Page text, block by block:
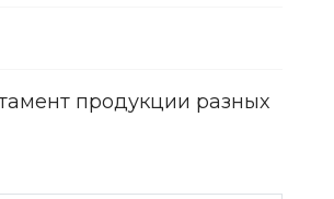
продукции разных